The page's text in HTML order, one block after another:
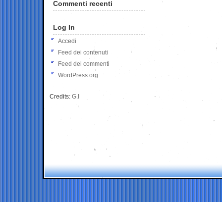
Commenti recenti
Log In
Accedi
Feed dei contenuti
Feed dei commenti
WordPress.org
Credits: G.I